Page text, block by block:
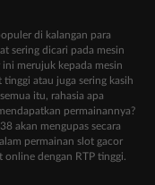
di kalangan para
sering dicari pada mesin
merujuk kepada mesin
atau juga sering kasih
itu, rahasia apa
permainannya?
akan mengupas secara
permainan slot gacor
dengan RTP tinggi.